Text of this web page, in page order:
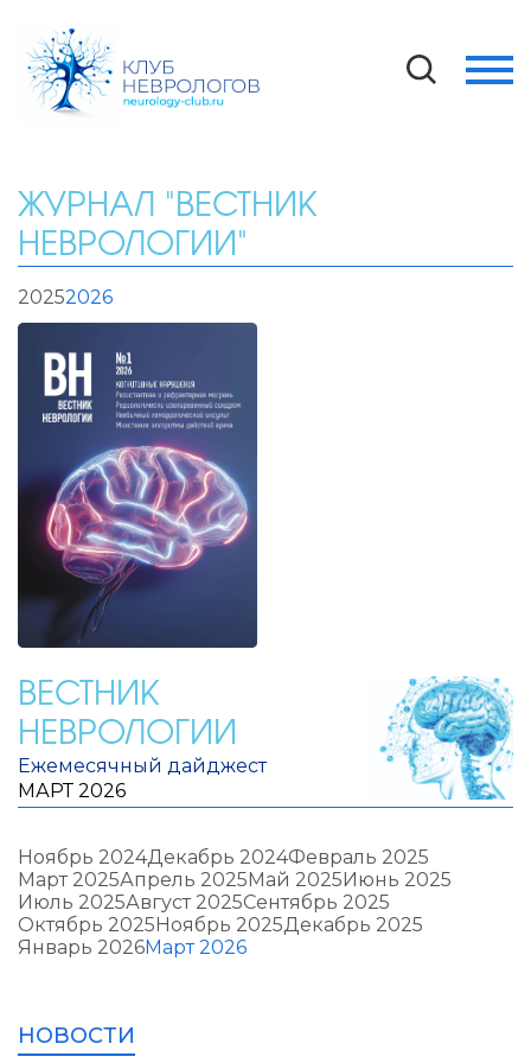
ЖУРНАЛ "ВЕСТНИК
НЕВРОЛОГИИ"
20252026
ВЕСТНИК
НЕВРОЛОГИИ
Ежемесячный дайджест
МАРТ 2026
Ноябрь 2024Декабрь 2024Февраль 2025
Март 2025Апрель 2025Май 2025Июнь 2025
Июль 2025Август 2025Сентябрь 2025
Октябрь 2025Ноябрь 2025Декабрь 2025
Январь 2026Март 2026
НОВОСТИ
НОВОСТИ
НОВОСТИ
НОВОСТИ
НОВОСТИ
НОВОСТИ
НОВОСТИ
НОВОСТИ
НОВОСТИ
НОВОСТИ
НОВОСТИ
НОВОСТИ
НОВОСТИ
НОВОСТИ
НОВОСТИ